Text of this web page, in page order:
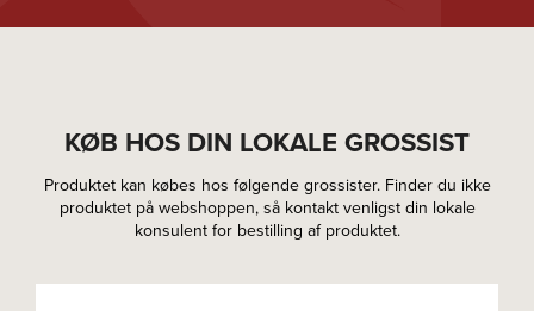
KØB HOS DIN LOKALE GROSSIST
Produktet kan købes hos følgende grossister. Finder du ikke
produktet på webshoppen, så kontakt venligst din lokale
konsulent for bestilling af produktet.